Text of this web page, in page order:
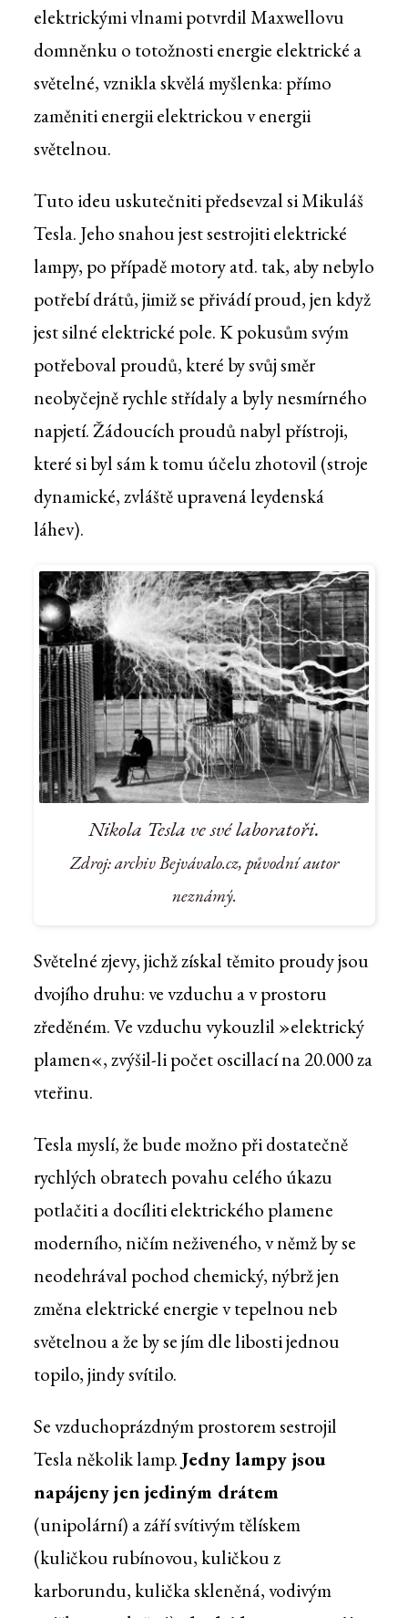
elektrickými vlnami potvrdil Maxwellovu
domněnku o totožnosti energie elektrické a
světelné, vznikla skvělá myšlenka: přímo
zaměniti energii elektrickou v energii
světelnou.
Tuto ideu uskutečniti předsevzal si Mikuláš
Tesla. Jeho snahou jest sestrojiti elektrické
lampy, po případě motory atd. tak, aby nebylo
potřebí drátů, jimiž se přivádí proud, jen když
jest silné elektrické pole. K pokusům svým
potřeboval proudů, které by svůj směr
neobyčejně rychle střídaly a byly nesmírného
napjetí. Žádoucích proudů nabyl přístroji,
které si byl sám k tomu účelu zhotovil (stroje
dynamické, zvláště upravená leydenská
láhev).
Nikola Tesla ve své laboratoři.
Zdroj: archiv Bejvávalo.cz, původní autor
neznámý.
Světelné zjevy, jichž získal těmito proudy jsou
dvojího druhu: ve vzduchu a v prostoru
zředěném. Ve vzduchu vykouzlil »elektrický
plamen«, zvýšil-li počet oscillací na 20.000 za
vteřinu.
Tesla myslí, že bude možno při dostatečně
rychlých obratech povahu celého úkazu
potlačiti a docíliti elektrického plamene
moderního, ničím neživeného, v němž by se
neodehrával pochod chemický, nýbrž jen
změna elektrické energie v tepelnou neb
světelnou a že by se jím dle libosti jednou
topilo, jindy svítilo.
Se vzduchoprázdným prostorem sestrojil
Tesla několik lamp. Jedny lampy jsou
napájeny jen jediným drátem
(unipolární) a září svítivým tělískem
(kuličkou rubínovou, kuličkou z
karborundu, kulička skleněná, vodivým